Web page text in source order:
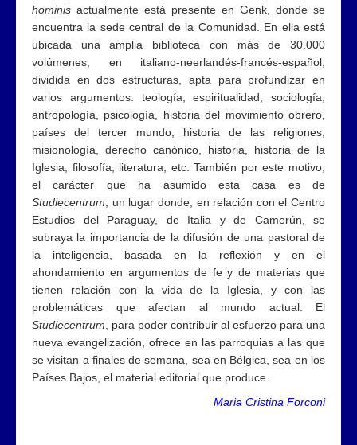
hominis actualmente está presente en Genk, donde se
encuentra la sede central de la Comunidad. En ella está
ubicada una amplia biblioteca con más de 30.000
volúmenes, en italiano-neerlandés-francés-español,
dividida en dos estructuras, apta para profundizar en
varios argumentos: teología, espiritualidad, sociología,
antropología, psicología, historia del movimiento obrero,
países del tercer mundo, historia de las religiones,
misionología, derecho canónico, historia, historia de la
Iglesia, filosofía, literatura, etc. También por este motivo,
el carácter que ha asumido esta casa es de
Studiecentrum, un lugar donde, en relación con el Centro
Estudios del Paraguay, de Italia y de Camerún, se
subraya la importancia de la difusión de una pastoral de
la inteligencia, basada en la reflexión y en el
ahondamiento en argumentos de fe y de materias que
tienen relación con la vida de la Iglesia, y con las
problemáticas que afectan al mundo actual. El
Studiecentrum, para poder contribuir al esfuerzo para una
nueva evangelización, ofrece en las parroquias a las que
se visitan a finales de semana, sea en Bélgica, sea en los
Países Bajos, el material editorial que produce.
Maria Cristina Forconi